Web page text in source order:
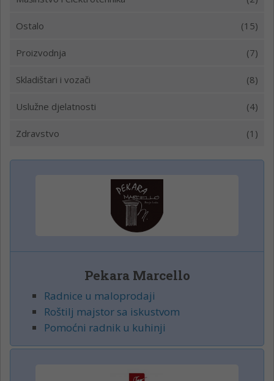
Ostalo (15)
Proizvodnja (7)
Skladištari i vozači (8)
Uslužne djelatnosti (4)
Zdravstvo (1)
Pekara Marcello
Radnice u maloprodaji
Roštilj majstor sa iskustvom
Pomoćni radnik u kuhinji